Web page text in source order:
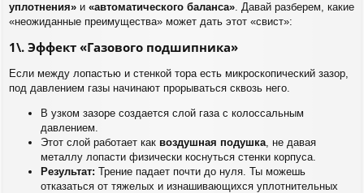
уплотнения» и «автоматического баланса». Давай разберем, какие
«неожиданные преимущества» может дать этот «свист»:
1\. Эффект «Газового подшипника»
Если между лопастью и стенкой тора есть микроскопический зазор,
под давлением газы начинают прорываться сквозь него.
В узком зазоре создается слой газа с колоссальным
давлением.
Этот слой работает как воздушная подушка , не давая
металлу лопасти физически коснуться стенки корпуса.
Результат: Трение падает почти до нуля. Ты можешь
отказаться от тяжелых и изнашивающихся уплотнительных